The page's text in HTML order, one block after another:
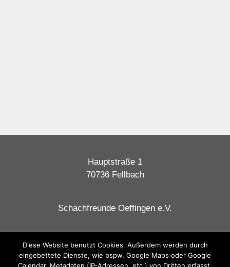
Hauptstraße 1
70736 Fellbach
Schachfreunde Oeffingen e.V.
Datenschutzerklärung
Impressum
Diese Website benutzt Cookies. Außerdem werden durch
eingebettete Dienste, wie bspw. Google Maps oder Google